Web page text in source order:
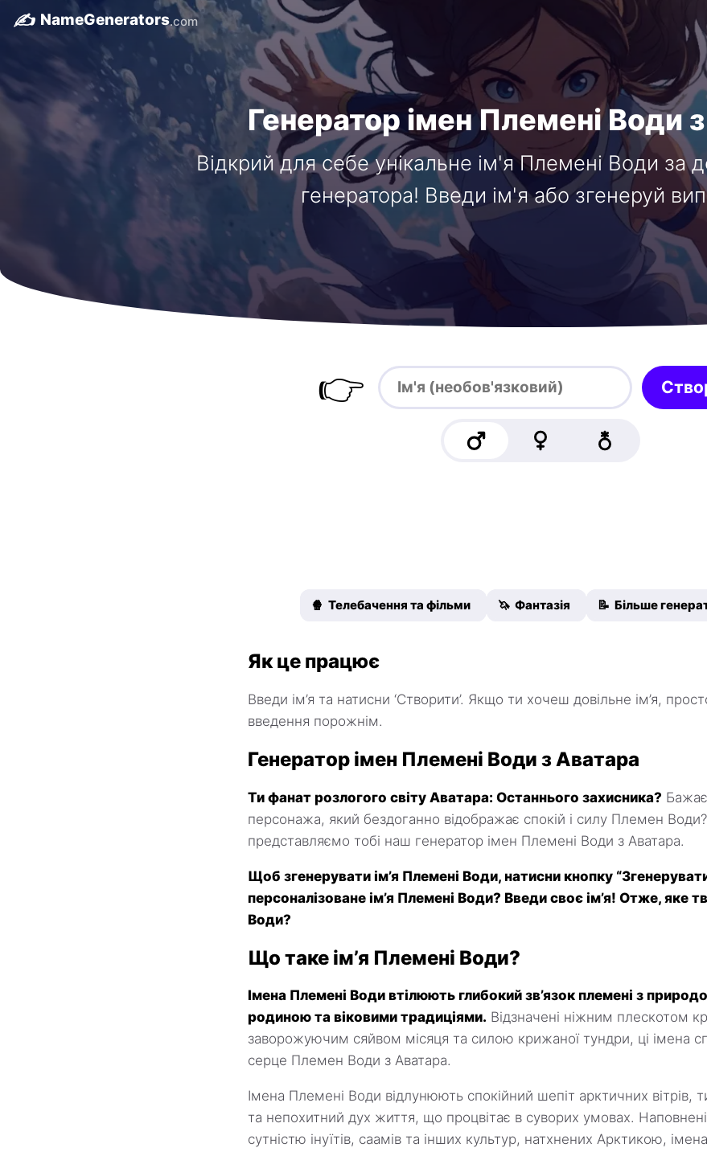
✍️ NameGenerators.com
Генератор імен Племені Води
Відкрий для себе унікальне ім'я Племені Води за
генератора! Введи ім'я або згенеруй
👉
🍿 Телебачення та фільми 🦄 Фантазія 📝 Більше
Як це працює
Введи ім’я та натисни ‘Створити’. Якщо ти хочеш довільне ім’я,
введення порожнім.
Генератор імен Племені Води з Аватара
Ти фанат розлогого світу Аватара: Останнього захисника?
персонажа, який бездоганно відображає спокій і силу Племен
представляємо тобі наш генератор імен Племені Води з Аватара.
Щоб згенерувати ім’я Племені Води, натисни кнопку
персоналізоване ім’я Племені Води? Введи своє ім’я! Отже, яке
Води?
Що таке ім’я Племені Води?
Імена Племені Води втілюють глибокий зв’язок племені з
родиною та віковими традиціями. Відзначені ніжним плескотом
заворожуючим сяйвом місяця та силою крижаної тундри, ці імена
серце Племен Води з Аватара.
Імена Племені Води відлунюють спокійний шепіт арктичних вітрів,
та непохитний дух життя, що процвітає в суворих умовах.
сутністю інуїтів, саамів та інших культур, натхнених Арктикою,